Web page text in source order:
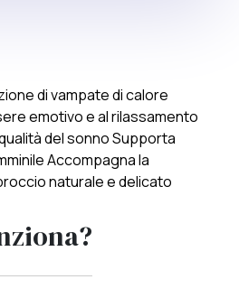
di vampate di calore
emotivo e al rilassamento
del sonno Supporta
Accompagna la
naturale e delicato